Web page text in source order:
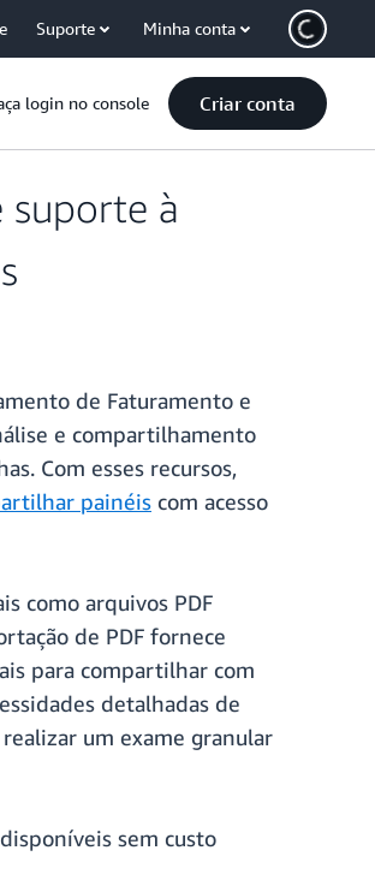
Suporte Minha conta
login no console Criar conta
suporte à
de Faturamento e
e compartilhamento
Com esses recursos,
painéis com acesso
como arquivos PDF
de PDF fornece
para compartilhar com
detalhadas de
um exame granular
sem custo